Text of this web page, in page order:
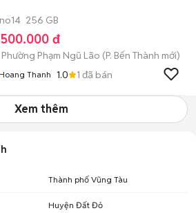
256 GB
đ
Phường Phạm Ngũ Lão (P. Bến Thành mới)
Thanh 1.0 1 đã bán
Xem thêm
Thành phố Vũng Tàu
Huyện Đất Đỏ